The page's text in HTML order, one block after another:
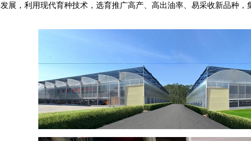
展，利用现代育种技术，选育推广高产、高出油率、易采收新品种